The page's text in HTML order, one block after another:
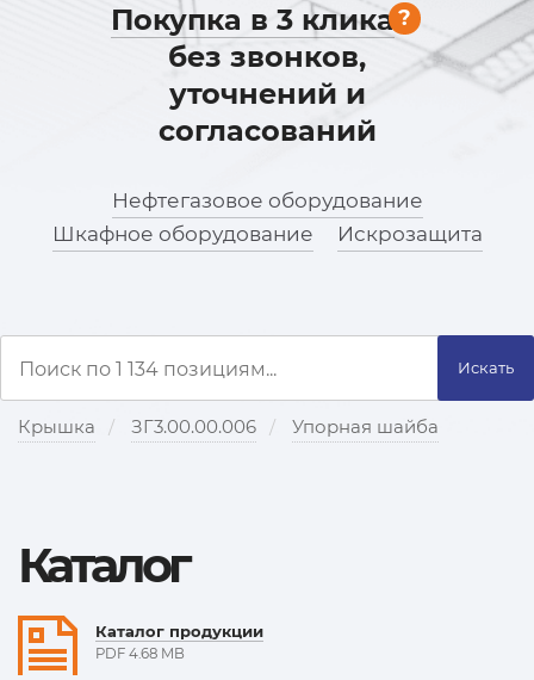
Покупка в 3 клика?
без звонков,
уточнений и
согласований
Нефтегазовое оборудование
Шкафное оборудование
Искрозащита
Искать
Крышка ЗГ3.00.00.006 Упорная шайба
Каталог
Каталог продукции
PDF 4.68 MB